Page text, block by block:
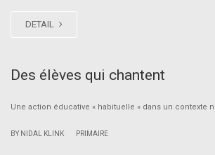
DETAIL
Des élèves qui chantent
Une action éducative « habituelle » dans un contexte
BY NIDAL KLINK PRIMAIRE